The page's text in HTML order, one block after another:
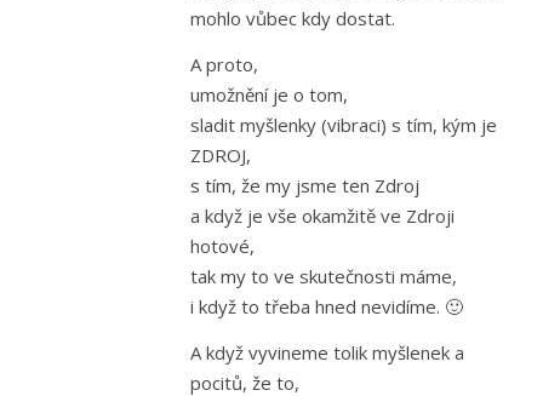
mohlo vůbec kdy dostat.
A proto,
umožnění je o tom,
sladit myšlenky (vibraci) s tím, kým je
ZDROJ,
s tím, že my jsme ten Zdroj
a když je vše okamžitě ve Zdroji
hotové,
tak my to ve skutečnosti máme,
i když to třeba hned nevidíme. 🙂
A když vyvineme tolik myšlenek a
pocitů, že to,